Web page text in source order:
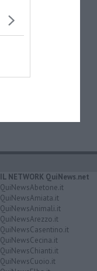
IL NETWORK QuiNews.net
QuiNewsAbetone.it
QuiNewsAmiata.it
QuiNewsAnimali.it
QuiNewsArezzo.it
QuiNewsCasentino.it
QuiNewsCecina.it
QuiNewsChianti.it
QuiNewsCuoio.it